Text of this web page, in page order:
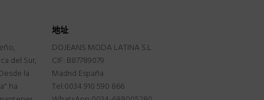
del Sur,
la
ha
地址
DOJEANS MODA LATINA S.L.
CIF: B87789079
Madrid España
Tel:0034 910 590 866